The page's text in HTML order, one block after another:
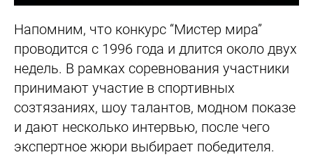
Напомним, что конкурс “Мистер мира”
проводится с 1996 года и длится около двух
недель. В рамках соревнования участники
принимают участие в спортивных
созтязаниях, шоу талантов, модном показе
и дают несколько интервью, после чего
экспертное жюри выбирает победителя.